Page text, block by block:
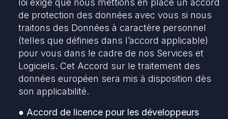
loi exige que nous mettions en place un accord
de protection des données avec vous si nous
traitons des Données à caractère personnel
(telles que définies dans l’accord applicable)
pour vous dans le cadre de nos Services et
Logiciels. Cet Accord sur le traitement des
données européen sera mis à disposition dès
son applicabilité.
● Accord de licence pour les développeurs